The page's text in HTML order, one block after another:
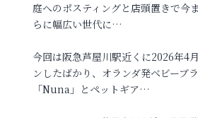
庭へのポスティングと店頭置きで今
らに幅広い世代に…
今回は阪急芦屋川駅近くに2026年4
ンしたばかり、オランダ発ベビーブ
「Nuna」とペットギア…